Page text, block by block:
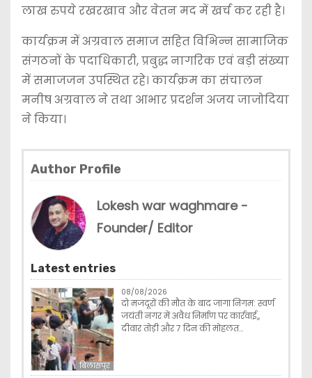
लाख रुपये रखरखाव और वेतन मद में खर्च कर रही है।
कार्यक्रम में अग्रवाल समाज सहित विभिन्न सामाजिक
संगठनों के पदाधिकारी, प्रबुद्ध नागरिक एवं बड़ी संख्या
में समाजजन उपस्थित रहे। कार्यक्रम का संचालन
मनीष अग्रवाल ने तथा आभार प्रदर्शन अजय जाजोदिया
ने किया।
Author Profile
Lokesh war waghmare -
Founder/ Editor
Latest entries
बिलासपुर
08/08/2026
दो मजदूरों की मौत के बाद जागा निगम: स्वर्ण
जयंती नगर में अवैध निर्माण पर कार्रवाई,,
दीवार तोड़ी और 7 दिन की मोहलत…